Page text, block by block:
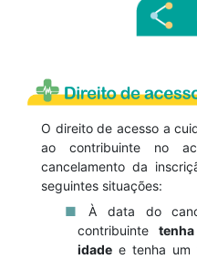
O direito de acesso a
ao contribuinte no
cancelamento da
seguintes situações:
À data do
contribuinte
idade e tenha um